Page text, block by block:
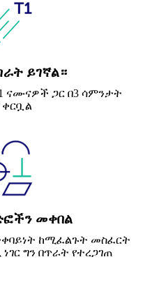
ይገኛል።
ናሙናዎች ጋር በ3 ሳምንታት
መቀበል
ከሚፈልጉት መስፈርት
ግን በጥራት የተረጋገጠ